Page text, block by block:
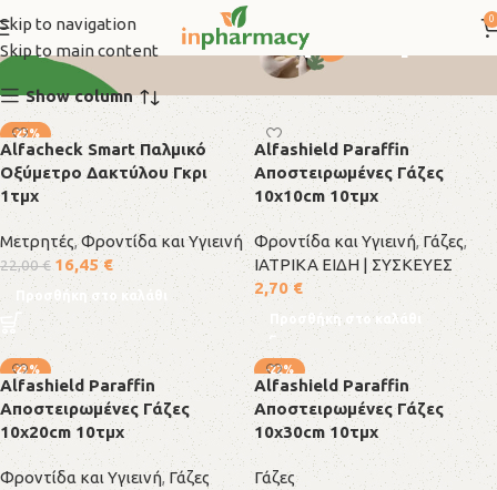
Skip to navigation
Skip to main content
0
Φροντίδα και Υγιεινή
Show column
-25%
Alfacheck Smart Παλμικό
Οξύμετρο Δακτύλου Γκρι
1τμχ
Μετρητές,Φροντίδα και Υγιεινή
22,00€ 16,45€
Προσθήκη στο καλάθι
Alfashield Paraffin
Αποστειρωμένες Γάζες
10x10cm 10τμχ
Φροντίδα και Υγιεινή,Γάζες,
ΙΑΤΡΙΚΑ ΕΙΔΗ | ΣΥΣΚΕΥΕΣ
2,70€
Προσθήκη στο καλάθι
-23%
Alfashield Paraffin
Αποστειρωμένες Γάζες
10x20cm 10τμχ
Φροντίδα και Υγιεινή, Γάζες
-22%
Alfashield Paraffin
Αποστειρωμένες Γάζες
10x30cm 10τμχ
Γάζες